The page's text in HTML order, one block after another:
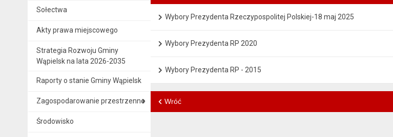
Sołectwa
Akty prawa miejscowego
Strategia Rozwoju Gminy
Wąpielsk na lata 2026-2035
Raporty o stanie Gminy Wąpielsk
Zagospodarowanie przestrzenne
Środowisko
Wybory Prezydenta Rzeczypospolitej Polskiej-18 maj 2025
Wybory Prezydenta RP 2020
Wybory Prezydenta RP - 2015
Wróć